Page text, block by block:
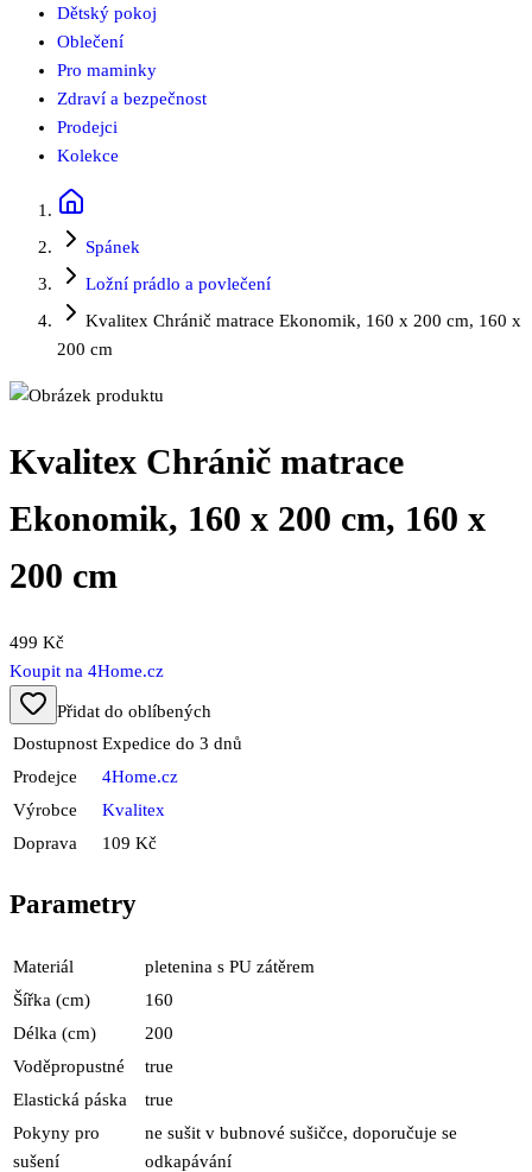
Dětský pokoj
Oblečení
Pro maminky
Zdraví a bezpečnost
Prodejci
Kolekce
Spánek
Ložní prádlo a povlečení
Kvalitex Chránič matrace Ekonomik, 160 x 200 cm, 160 x
200 cm
Kvalitex Chránič matrace
Ekonomik, 160 x 200 cm, 160 x
200 cm
499 Kč
Koupit na 4Home.cz
Přidat do oblíbených
Dostupnost Expedice do 3 dnů
Prodejce
4Home.cz
Výrobce
Kvalitex
Doprava
109 Kč
Parametry
Materiál
pletenina s PU zátěrem
Šířka (cm)
160
Délka (cm)
200
Voděpropustné
true
Elastická páska
true
Pokyny pro
sušení
ne sušit v bubnové sušičce, doporučuje se
odkapávání